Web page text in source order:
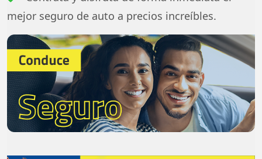
mejor seguro de auto a precios increíbles.